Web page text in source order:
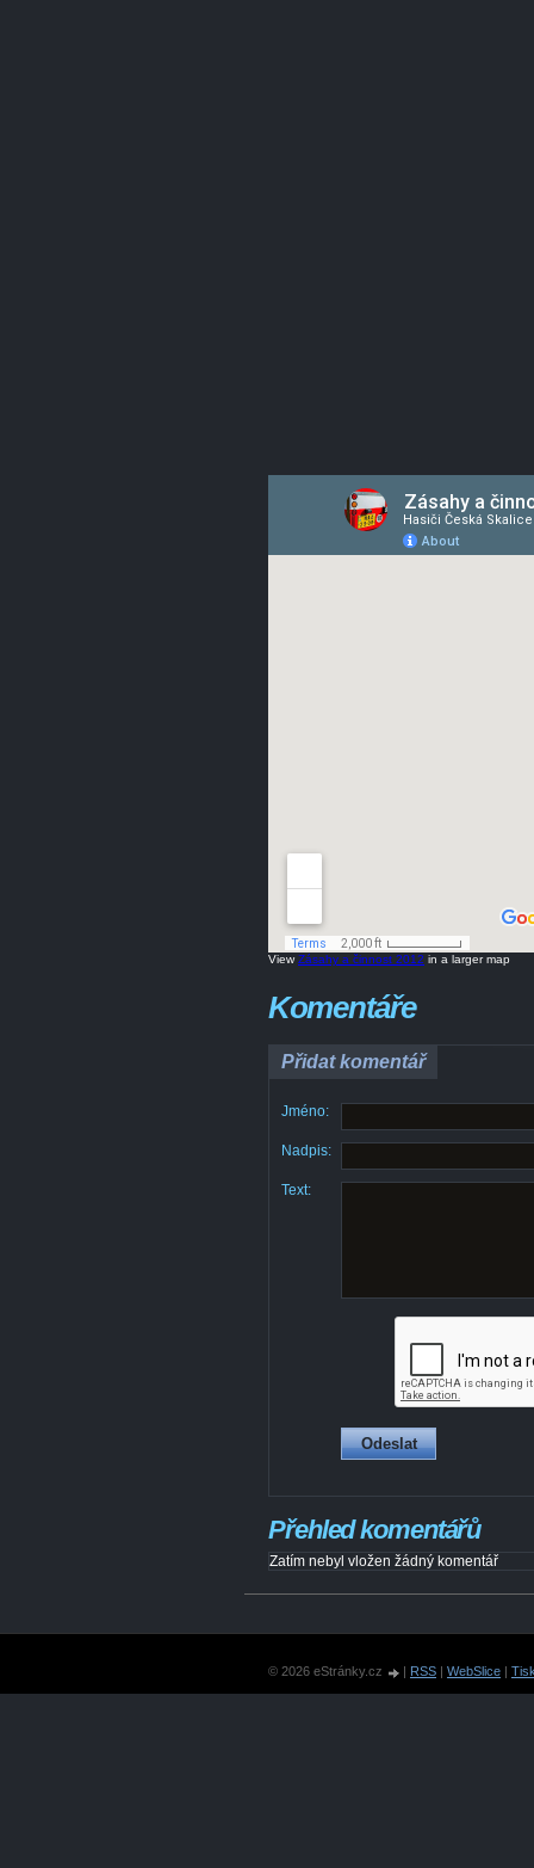
View Zásahy a činnost 2012 in a larger map
Komentáře
Přidat komentář
Jméno:
Nadpis:
Text:
Přehled komentářů
Zatím nebyl vložen žádný komentář
© 2026 eStránky.cz | RSS | WebSlice |